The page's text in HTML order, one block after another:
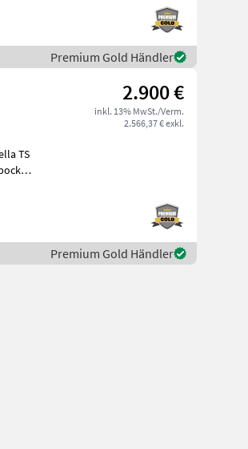
Premium Gold Händler
2.900 €
inkl. 13% MwSt./Verm.
2.566,37 € exkl.
TS
Premium Gold Händler